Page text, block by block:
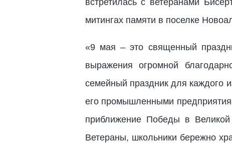
встретилась с ветеранами
митингах памяти в поселке
«9 мая – это священный
выражения огромной
семейный праздник для каждого
его промышленными
приближение Победы в
Ветераны, школьники бережно